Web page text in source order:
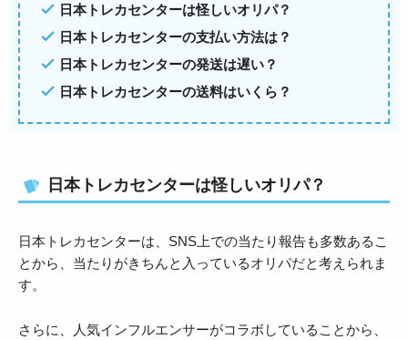
日本トレカセンターは怪しいオリパ？
日本トレカセンターの支払い方法は？
日本トレカセンターの発送は遅い？
日本トレカセンターの送料はいくら？
日本トレカセンターは怪しいオリパ？
日本トレカセンターは、SNS上での当たり報告も多数あるこ
とから、当たりがきちんと入っているオリパだと考えられま
す。
さらに、人気インフルエンサーがコラボしていることから、